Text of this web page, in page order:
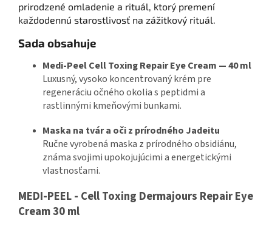
prirodzené omladenie a rituál, ktorý premení
každodennú starostlivosť na zážitkový rituál.
Sada obsahuje
Medi-Peel Cell Toxing Repair Eye Cream — 40 ml
Luxusný, vysoko koncentrovaný krém pre
regeneráciu očného okolia s peptidmi a
rastlinnými kmeňovými bunkami.
Maska na tvár a oči z prírodného Jadeitu
Ručne vyrobená maska z prírodného obsidiánu,
známa svojimi upokojujúcimi a energetickými
vlastnosťami.
MEDI-PEEL - Cell Toxing Dermajours Repair Eye
Cream 30 ml